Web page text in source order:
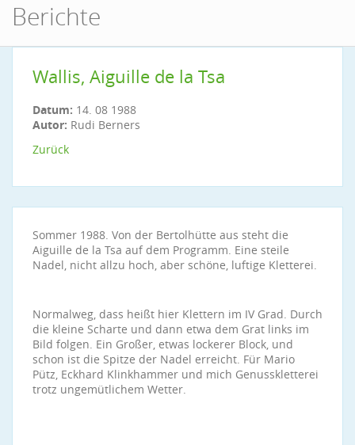
Berichte
Wallis, Aiguille de la Tsa
Datum: 14. 08 1988
Autor: Rudi Berners
Zurück
Sommer 1988. Von der Bertolhütte aus steht die
Aiguille de la Tsa auf dem Programm. Eine steile
Nadel, nicht allzu hoch, aber schöne, luftige Kletterei.
Normalweg, dass heißt hier Klettern im IV Grad. Durch
die kleine Scharte und dann etwa dem Grat links im
Bild folgen. Ein Großer, etwas lockerer Block, und
schon ist die Spitze der Nadel erreicht. Für Mario
Pütz, Eckhard Klinkhammer und mich Genusskletterei
trotz ungemütlichem Wetter.